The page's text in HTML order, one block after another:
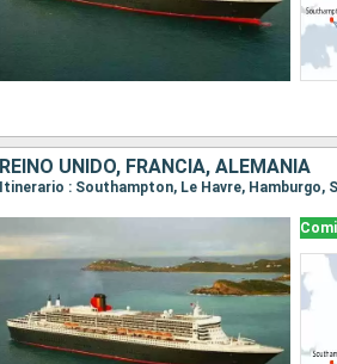
REINO UNIDO, FRANCIA, ALEMANIA
Itinerario : Southampton, Le Havre, Hamburgo,